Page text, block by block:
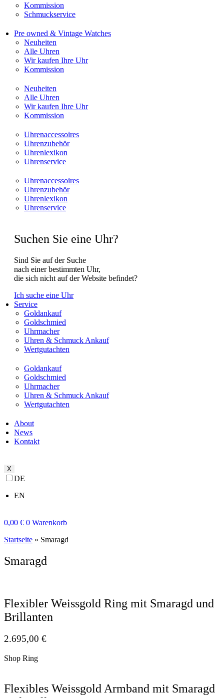
Kommission
Schmuckservice
Pre owned & Vintage Watches
Neuheiten
Alle Uhren
Wir kaufen Ihre Uhr
Kommission
Neuheiten
Alle Uhren
Wir kaufen Ihre Uhr
Kommission
Uhrenaccessoires
Uhrenzubehör
Uhrenlexikon
Uhrenservice
Uhrenaccessoires
Uhrenzubehör
Uhrenlexikon
Uhrenservice
Suchen Sie eine Uhr?
Sind Sie auf der Suche
nach einer bestimmten Uhr,
die sich nicht auf der Website befindet?
Ich suche eine Uhr
Service
Goldankauf
Goldschmied
Uhrmacher
Uhren & Schmuck Ankauf
Wertgutachten
Goldankauf
Goldschmied
Uhrmacher
Uhren & Schmuck Ankauf
Wertgutachten
About
News
Kontakt
X
DE
EN
0,00 € 0 Warenkorb
Startseite » Smaragd
Smaragd
Flexibler Weissgold Ring mit Smaragd und
Brillanten
2.695,00 €
Shop Ring
Flexibles Weissgold Armband mit Smaragd